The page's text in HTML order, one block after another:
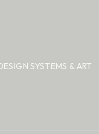
SYSTEMS & ART